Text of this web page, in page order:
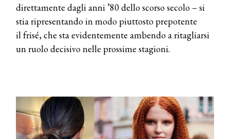
direttamente dagli anni ’80 dello scorso secolo – si
stia ripresentando in modo piuttosto prepotente
il frisé, che sta evidentemente ambendo a ritagliarsi
un ruolo decisivo nelle prossime stagioni.